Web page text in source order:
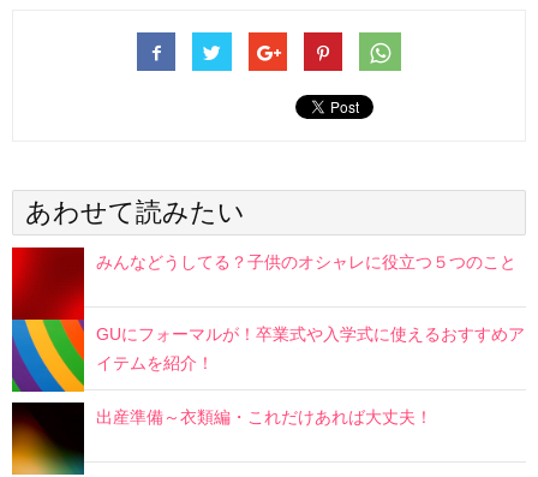
あわせて読みたい
みんなどうしてる？子供のオシャレに役立つ５つのこと
GUにフォーマルが！卒業式や入学式に使えるおすすめア
イテムを紹介！
出産準備～衣類編・これだけあれば大丈夫！